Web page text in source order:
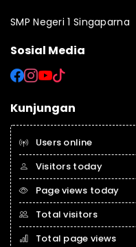
SMP Negeri 1 Singaparna
Sosial Media
Kunjungan
Users online
Visitors today
Page views today
Total visitors
Total page views